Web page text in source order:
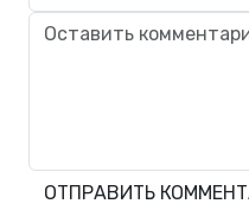
ОТПРАВИТЬ